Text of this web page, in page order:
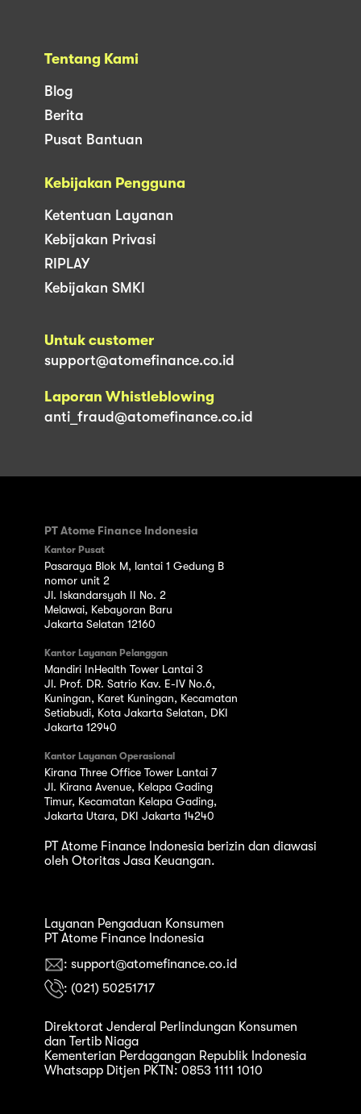
Tentang Kami
Blog
Berita
Pusat Bantuan
Kebijakan Pengguna
Ketentuan Layanan
Kebijakan Privasi
RIPLAY
Kebijakan SMKI
Untuk customer
support@atomefinance.co.id
Laporan Whistleblowing
anti_fraud@atomefinance.co.id
PT Atome Finance Indonesia
Kantor Pusat
Pasaraya Blok M, lantai 1 Gedung B
nomor unit 2
Jl. Iskandarsyah II No. 2
Melawai, Kebayoran Baru
Jakarta Selatan 12160
Kantor Layanan Pelanggan
Mandiri InHealth Tower Lantai 3
Jl. Prof. DR. Satrio Kav. E-IV No.6,
Kuningan, Karet Kuningan, Kecamatan
Setiabudi, Kota Jakarta Selatan, DKI
Jakarta 12940
Kantor Layanan Operasional
Kirana Three Office Tower Lantai 7
Jl. Kirana Avenue, Kelapa Gading
Timur, Kecamatan Kelapa Gading,
Jakarta Utara, DKI Jakarta 14240
PT Atome Finance Indonesia berizin dan diawasi
oleh Otoritas Jasa Keuangan.
Layanan Pengaduan Konsumen
PT Atome Finance Indonesia
: support@atomefinance.co.id
: (021) 50251717
Direktorat Jenderal Perlindungan Konsumen
dan Tertib Niaga
Kementerian Perdagangan Republik Indonesia
Whatsapp Ditjen PKTN: 0853 1111 1010